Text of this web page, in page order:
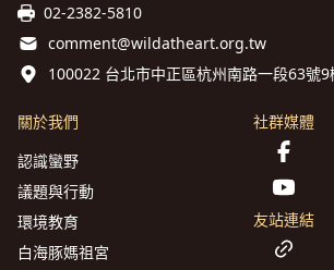
02-2382-5810
comment@wildatheart.org.tw
100022 台北市中正區杭州南路一段63號9
關於我們
認識蠻野
議題與行動
環境教育
白海豚媽祖宮
社群媒體
友站連結